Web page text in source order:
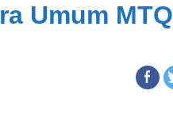
Umum MTQ